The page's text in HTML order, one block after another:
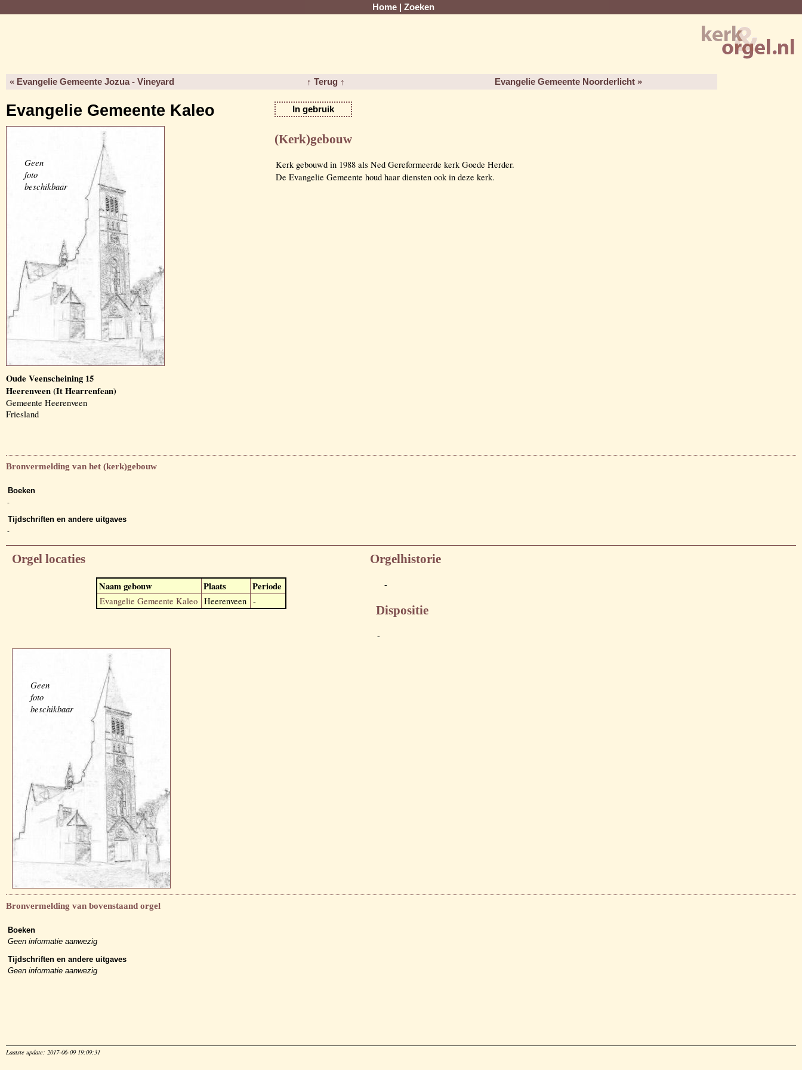
Home Zoeken
« Evangelie Gemeente Jozua - Vineyard ↑ Terug ↑ Evangelie Gemeente Noorderlicht »
Evangelie Gemeente Kaleo In gebruik
Geen
foto
beschikbaar
Oude Veenscheining 15
Heerenveen (It Hearrenfean)
Gemeente Heerenveen
Friesland
(Kerk)gebouw
Kerk gebouwd in 1988 als Ned Gereformeerde kerk Goede Herder.
De Evangelie Gemeente houd haar diensten ook in deze kerk.
Bronvermelding van het (kerk)gebouw
Boeken
-
Tijdschriften en andere uitgaves
-
Orgel locaties
Naam gebouw Plaats Periode
Evangelie Gemeente Kaleo Heerenveen -
Orgelhistorie
-
Dispositie
-
Geen
foto
beschikbaar
Bronvermelding van bovenstaand orgel
Boeken
Geen informatie aanwezig
Tijdschriften en andere uitgaves
Geen informatie aanwezig
Laatste update: 2017-06-09 19:09:31